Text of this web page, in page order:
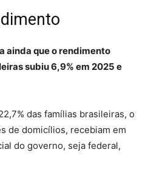
ainda que o rendimento
subiu 6,9% em 2025 e
das famílias brasileiras, o
de domicílios, recebiam em
do governo, seja federal,